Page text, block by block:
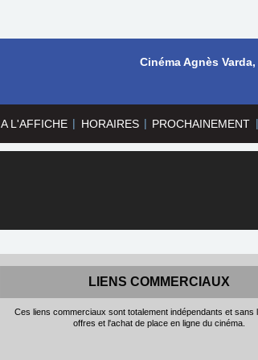
A L'AFFICHE | HORAIRES | PROCHAINEMENT |
Cinéma Agnès Varda,
LIENS COMMERCIAUX
Ces liens commerciaux sont totalement indépendants et sans
offres et l'achat de place en ligne du cinéma.